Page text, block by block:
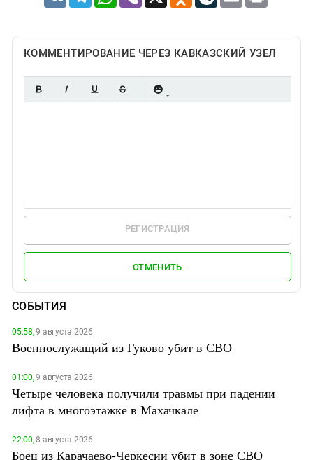
КОММЕНТИРОВАНИЕ ЧЕРЕЗ КАВКАЗСКИЙ УЗЕЛ
РЕГИСТРАЦИЯ
ОТМЕНИТЬ
СОБЫТИЯ
05:58,9 августа 2026
Военнослужащий из Гуково убит в СВО
01:00,9 августа 2026
Четыре человека получили травмы при падении
лифта в многоэтажке в Махачкале
22:00,8 августа 2026
Боец из Карачаево-Черкесии убит в зоне СВО